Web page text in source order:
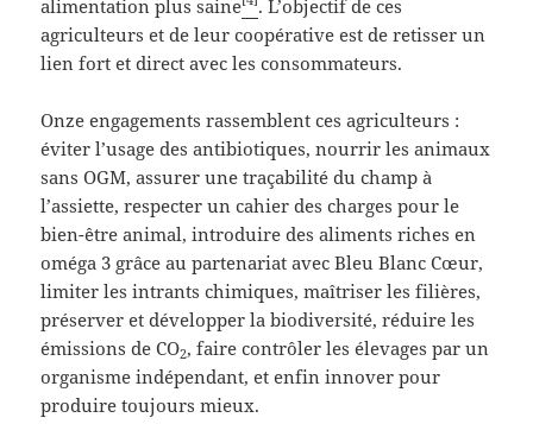
alimentation plus saine
. L’objectif de ces
agriculteurs et de leur coopérative est de retisser un
lien fort et direct avec les consommateurs.
Onze engagements rassemblent ces agriculteurs :
éviter l’usage des antibiotiques, nourrir les animaux
sans OGM, assurer une traçabilité du champ à
l’assiette, respecter un cahier des charges pour le
bien-être animal, introduire des aliments riches en
oméga 3 grâce au partenariat avec Bleu Blanc Cœur,
limiter les intrants chimiques, maîtriser les filières,
préserver et développer la biodiversité, réduire les
émissions de CO2, faire contrôler les élevages par un
organisme indépendant, et enfin innover pour
produire toujours mieux.